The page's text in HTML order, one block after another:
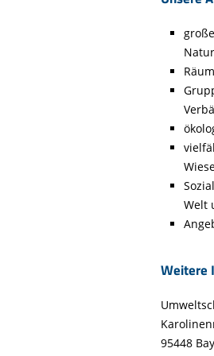
Life-
Welt
Weitere
95448